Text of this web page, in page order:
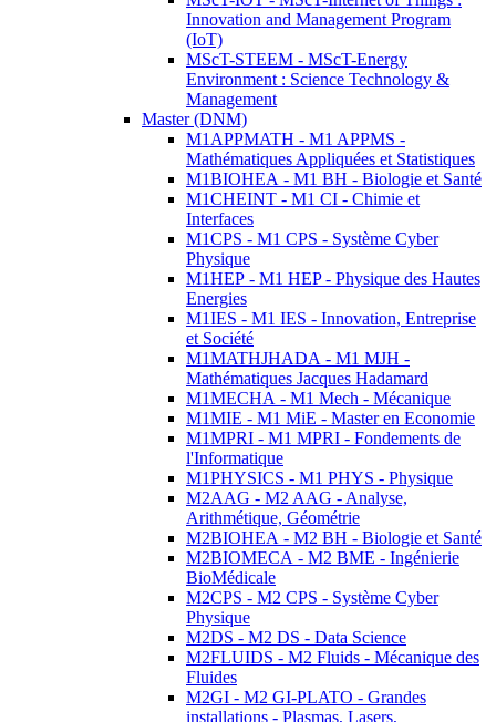
Innovation and Management Program
(IoT)
MScT-STEEM - MScT-Energy
Environment : Science Technology &
Management
Master (DNM)
M1APPMATH - M1 APPMS -
Mathématiques Appliquées et Statistiques
M1BIOHEA - M1 BH - Biologie et Santé
M1CHEINT - M1 CI - Chimie et
Interfaces
M1CPS - M1 CPS - Système Cyber
Physique
M1HEP - M1 HEP - Physique des Hautes
Energies
M1IES - M1 IES - Innovation, Entreprise
et Société
M1MATHJHADA - M1 MJH -
Mathématiques Jacques Hadamard
M1MECHA - M1 Mech - Mécanique
M1MIE - M1 MiE - Master en Economie
M1MPRI - M1 MPRI - Fondements de
l'Informatique
M1PHYSICS - M1 PHYS - Physique
M2AAG - M2 AAG - Analyse,
Arithmétique, Géométrie
M2BIOHEA - M2 BH - Biologie et Santé
M2BIOMECA - M2 BME - Ingénierie
BioMédicale
M2CPS - M2 CPS - Système Cyber
Physique
M2DS - M2 DS - Data Science
M2FLUIDS - M2 Fluids - Mécanique des
Fluides
M2GI - M2 GI-PLATO - Grandes
installations - Plasmas, Lasers,